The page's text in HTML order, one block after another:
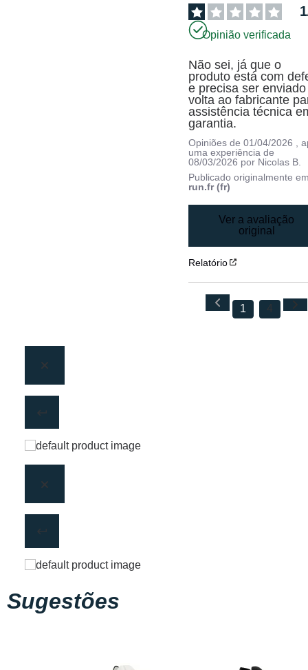
1
Opinião verificada
Não sei, já que o
produto está com
e precisa ser
volta ao fabricante
assistência técnica
garantia.
Opiniões de01/04/2026
,
uma experiência de
08/03/2026 por Nicolas B.
Publicado originalmente
run.fr (fr)
Ver a avaliação
original
Relatório
1 4
Sugestões